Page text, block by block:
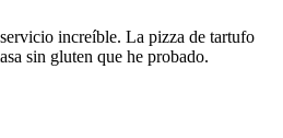
increíble. La pizza de tartufo
sin gluten que he probado.